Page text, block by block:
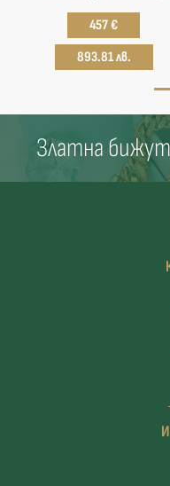
457 €
893.81 лв.
Златна